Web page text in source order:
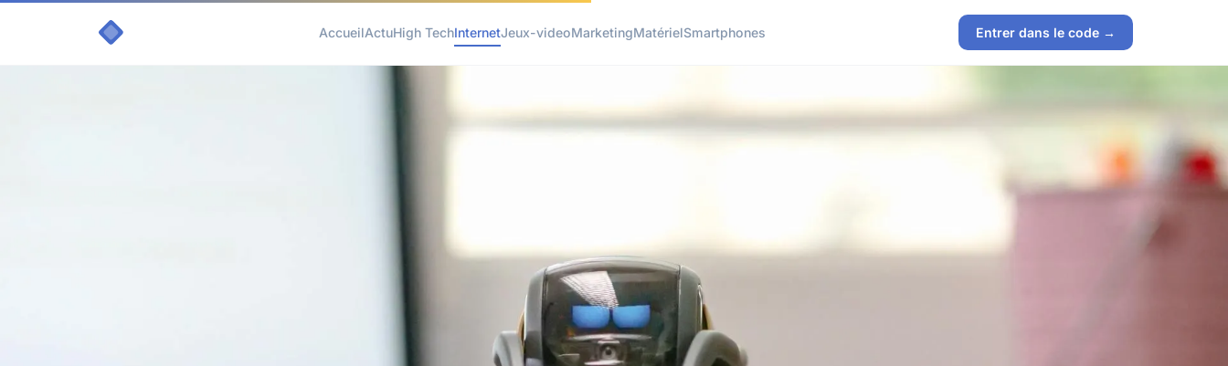
AccueilActuHigh TechInternetJeux-videoMarketingMatérielSmartphones Entrer dans le code →